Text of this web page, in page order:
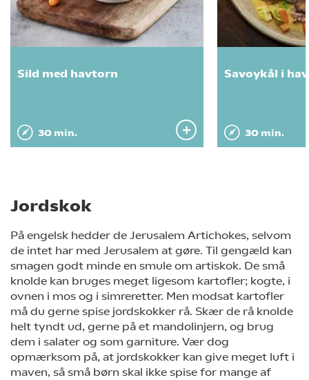
Sild med havtorn
30 min.
Savoykål i
30 min.
Jordskok
På engelsk hedder de Jerusalem Artichokes, selvom
de intet har med Jerusalem at gøre. Til gengæld kan
smagen godt minde en smule om artiskok. De små
knolde kan bruges meget ligesom kartofler; kogte, i
ovnen i mos og i simreretter. Men modsat kartofler
må du gerne spise jordskokker rå. Skær de rå knolde
helt tyndt ud, gerne på et mandolinjern, og brug
dem i salater og som garniture. Vær dog
opmærksom på, at jordskokker kan give meget luft i
maven, så små børn skal ikke spise for mange af